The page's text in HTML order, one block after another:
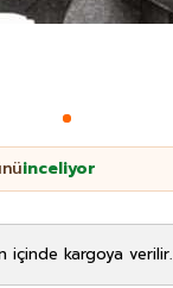
inceliyor
içinde kargoya verilir.